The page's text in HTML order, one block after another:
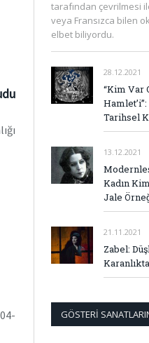
tarafından çevrilmesi
veya Fransızca bilen
elbet biliyordu.
28.12.2021
“Kim Var
Tarihsel
13.12.2021
Kadın
Jale
21.11.2021
Zabel:
GÖSTERI